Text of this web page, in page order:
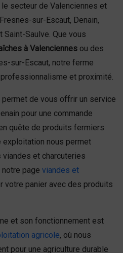
secteur de Valenciennes et
sur-Escaut, Denain,
Saulve. Que vous
à Valenciennes ou des
sur-Escaut, notre ferme
et proximité.
de vous offrir un service
pour une commande
quête de produits fermiers
nous permet
et charcuteries
page viandes et
votre panier avec des produits
et son fonctionnement est
agricole, où nous
pour une agriculture durable